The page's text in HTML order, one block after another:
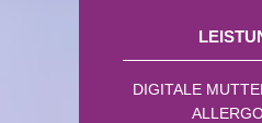
DIGITALE